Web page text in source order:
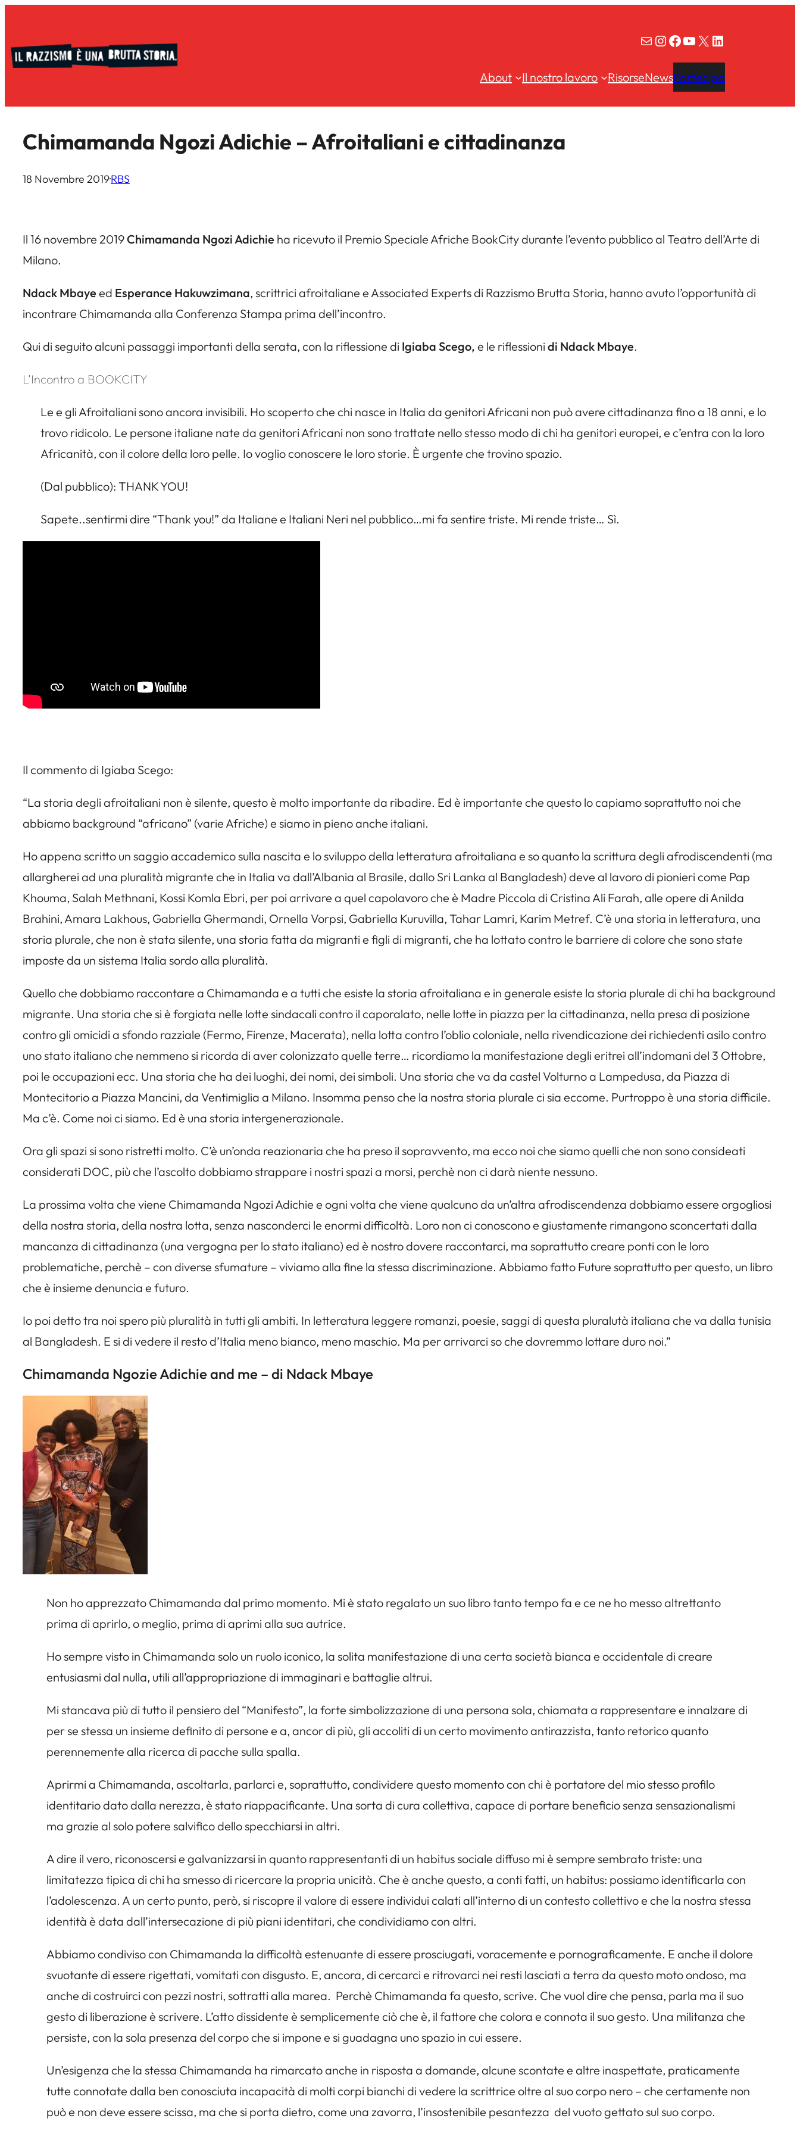
contenuto
Email
Instagram
Facebook
YouTube
X LinkedIn
About Il nostro lavoro RisorseNewsPartecipa
Chimamanda Ngozi Adichie – Afroitaliani e cittadinanza
18 Novembre 2019·RBS
Il 16 novembre 2019Chimamanda Ngozi Adichie ha ricevuto il Premio Speciale Afriche BookCity durante l’evento pubblico al Teatro dell’Arte di
Milano.
Ndack Mbaye ed Esperance Hakuwzimana, scrittrici afroitaliane e Associated Experts di Razzismo Brutta Storia, hanno avuto l’opportunità di
incontrare Chimamanda alla Conferenza Stampa prima dell’incontro.
Qui di seguito alcuni passaggi importanti della serata, con la riflessione di Igiaba Scego, e le riflessioni di Ndack Mbaye.
L’Incontro a BOOKCITY
Le e gli Afroitaliani sono ancora invisibili. Ho scoperto che chi nasce in Italia da genitori Africani non può avere cittadinanza fino a 18 anni, e lo
trovo ridicolo. Le persone italiane nate da genitori Africani non sono trattate nello stesso modo di chi ha genitori europei, e c’entra con la loro
Africanità, con il colore della loro pelle. Io voglio conoscere le loro storie. È urgente che trovino spazio.
(Dal pubblico): THANK YOU!
Sapete..sentirmi dire “Thank you!” da Italiane e Italiani Neri nel pubblico…mi fa sentire triste. Mi rende triste… Sì.
Il commento di Igiaba Scego:
“La storia degli afroitaliani non è silente, questo è molto importante da ribadire. Ed è importante che questo lo capiamo soprattutto noi che
abbiamo background “africano” (varie Afriche) e siamo in pieno anche italiani.
Ho appena scritto un saggio accademico sulla nascita e lo sviluppo della letteratura afroitaliana e so quanto la scrittura degli afrodiscendenti (ma
allargherei ad una pluralità migrante che in Italia va dall’Albania al Brasile, dallo Sri Lanka al Bangladesh) deve al lavoro di pionieri come Pap
Khouma, Salah Methnani, Kossi Komla Ebri, per poi arrivare a quel capolavoro che è Madre Piccola di Cristina Ali Farah, alle opere di Anilda
Brahini, Amara Lakhous, Gabriella Ghermandi, Ornella Vorpsi, Gabriella Kuruvilla, Tahar Lamri, Karim Metref. C’è una storia in letteratura, una
storia plurale, che non è stata silente, una storia fatta da migranti e figli di migranti, che ha lottato contro le barriere di colore che sono state
imposte da un sistema Italia sordo alla pluralità.
Quello che dobbiamo raccontare a Chimamanda e a tutti che esiste la storia afroitaliana e in generale esiste la storia plurale di chi ha background
migrante. Una storia che si è forgiata nelle lotte sindacali contro il caporalato, nelle lotte in piazza per la cittadinanza, nella presa di posizione
contro gli omicidi a sfondo razziale (Fermo, Firenze, Macerata), nella lotta contro l’oblio coloniale, nella rivendicazione dei richiedenti asilo contro
uno stato italiano che nemmeno si ricorda di aver colonizzato quelle terre… ricordiamo la manifestazione degli eritrei all’indomani del 3 Ottobre,
poi le occupazioni ecc. Una storia che ha dei luoghi, dei nomi, dei simboli. Una storia che va da castel Volturno a Lampedusa, da Piazza di
Montecitorio a Piazza Mancini, da Ventimiglia a Milano. Insomma penso che la nostra storia plurale ci sia eccome. Purtroppo è una storia difficile.
Ma c’è. Come noi ci siamo. Ed è una storia intergenerazionale.
Ora gli spazi si sono ristretti molto. C’è un’onda reazionaria che ha preso il sopravvento, ma ecco noi che siamo quelli che non sono consideati
considerati DOC, più che l’ascolto dobbiamo strappare i nostri spazi a morsi, perchè non ci darà niente nessuno.
La prossima volta che viene Chimamanda Ngozi Adichie e ogni volta che viene qualcuno da un’altra afrodiscendenza dobbiamo essere orgogliosi
della nostra storia, della nostra lotta, senza nasconderci le enormi difficoltà. Loro non ci conoscono e giustamente rimangono sconcertati dalla
mancanza di cittadinanza (una vergogna per lo stato italiano) ed è nostro dovere raccontarci, ma soprattutto creare ponti con le loro
problematiche, perchè – con diverse sfumature – viviamo alla fine la stessa discriminazione. Abbiamo fatto Future soprattutto per questo, un libro
che è insieme denuncia e futuro.
Io poi detto tra noi spero più pluralità in tutti gli ambiti. In letteratura leggere romanzi, poesie, saggi di questa pluralutà italiana che va dalla tunisia
al Bangladesh. E si di vedere il resto d’Italia meno bianco, meno maschio. Ma per arrivarci so che dovremmo lottare duro noi.”
Chimamanda Ngozie Adichie and me – di Ndack Mbaye
Non ho apprezzato Chimamanda dal primo momento. Mi è stato regalato un suo libro tanto tempo fa e ce ne ho messo altrettanto
prima di aprirlo, o meglio, prima di aprimi alla sua autrice.
Ho sempre visto in Chimamanda solo un ruolo iconico, la solita manifestazione di una certa società bianca e occidentale di creare
entusiasmi dal nulla, utili all’appropriazione di immaginari e battaglie altrui.
Mi stancava più di tutto il pensiero del “Manifesto”, la forte simbolizzazione di una persona sola, chiamata a rappresentare e innalzare di
per se stessa un insieme definito di persone e a, ancor di più, gli accoliti di un certo movimento antirazzista, tanto retorico quanto
perennemente alla ricerca di pacche sulla spalla.
Aprirmi a Chimamanda, ascoltarla, parlarci e, soprattutto, condividere questo momento con chi è portatore del mio stesso profilo
identitario dato dalla nerezza, è stato riappacificante. Una sorta di cura collettiva, capace di portare beneficio senza sensazionalismi
ma grazie al solo potere salvifico dello specchiarsi in altri.
A dire il vero, riconoscersi e galvanizzarsi in quanto rappresentanti di un habitus sociale diffuso mi è sempre sembrato triste: una
limitatezza tipica di chi ha smesso di ricercare la propria unicità. Che è anche questo, a conti fatti, un habitus: possiamo identificarla con
l’adolescenza. A un certo punto, però, si riscopre il valore di essere individui calati all’interno di un contesto collettivo e che la nostra stessa
identità è data dall’intersecazione di più piani identitari, che condividiamo con altri.
Abbiamo condiviso con Chimamanda la difficoltà estenuante di essere prosciugati, voracemente e pornograficamente. E anche il dolore
svuotante di essere rigettati, vomitati con disgusto. E, ancora, di cercarci e ritrovarci nei resti lasciati a terra da questo moto ondoso, ma
anche di costruirci con pezzi nostri, sottratti alla marea. Perchè Chimamanda fa questo, scrive. Che vuol dire che pensa, parla ma il suo
gesto di liberazione è scrivere. L’atto dissidente è semplicemente ciò che è, il fattore che colora e connota il suo gesto. Una militanza che
persiste, con la sola presenza del corpo che si impone e si guadagna uno spazio in cui essere.
Un’esigenza che la stessa Chimamanda ha rimarcato anche in risposta a domande, alcune scontate e altre inaspettate, praticamente
tutte connotate dalla ben conosciuta incapacità di molti corpi bianchi di vedere la scrittrice oltre al suo corpo nero – che certamente non
può e non deve essere scissa, ma che si porta dietro, come una zavorra, l’insostenibile pesantezza del vuoto gettato sul suo corpo.